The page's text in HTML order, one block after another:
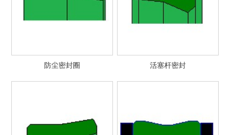
防尘密封圈 活塞杆密封